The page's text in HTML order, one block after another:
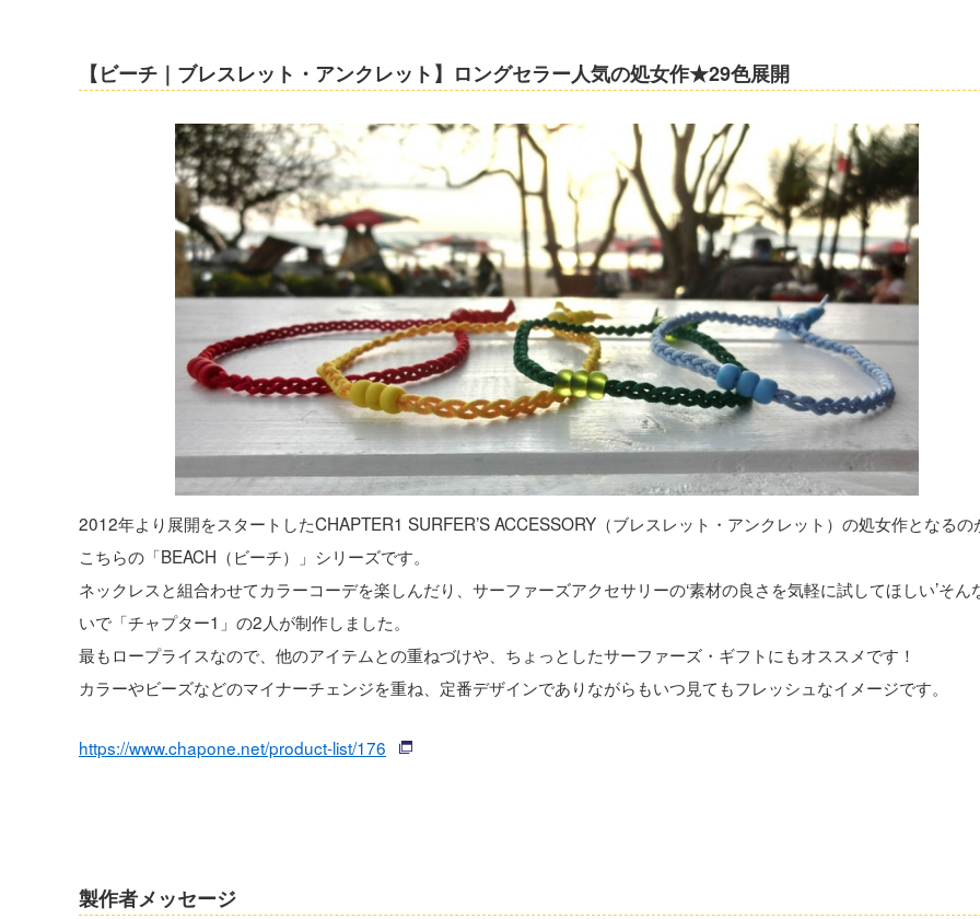
【ビーチ｜ブレスレット・アンクレット】ロングセラー人気の処女作★29色展開
2012年より展開をスタートしたCHAPTER1 SURFER’S ACCESSORY（ブレスレット・アンクレット）の処女作となるの
こちらの「BEACH（ビーチ）」シリーズです。
ネックレスと組合わせてカラーコーデを楽しんだり、サーファーズアクセサリーの‘素材の良さを気軽に試してほしい’そん
いで「チャプター1」の2人が制作しました。
最もロープライスなので、他のアイテムとの重ねづけや、ちょっとしたサーファーズ・ギフトにもオススメです！
カラーやビーズなどのマイナーチェンジを重ね、定番デザインでありながらもいつ見てもフレッシュなイメージです。
https://www.chapone.net/product-list/176
製作者メッセージ